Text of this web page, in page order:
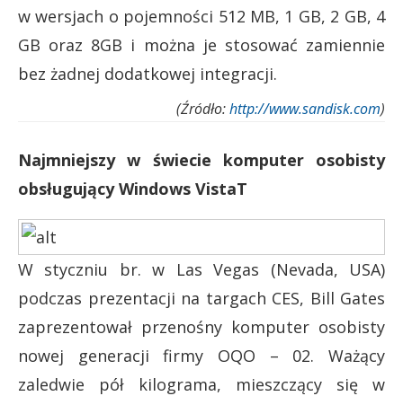
w wersjach o pojemności 512 MB, 1 GB, 2 GB, 4
GB oraz 8GB i można je stosować zamiennie
bez żadnej dodatkowej integracji.
(Źródło:http://www.sandisk.com)
Najmniejszy w świecie komputer osobisty
obsługujący Windows VistaT
W styczniu br. w Las Vegas (Nevada, USA)
podczas prezentacji na targach CES, Bill Gates
zaprezentował przenośny komputer osobisty
nowej generacji firmy OQO – 02. Ważący
zaledwie pół kilograma, mieszczący się w